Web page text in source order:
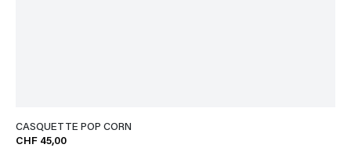
CASQUETTE POP CORN
CHF 45,00